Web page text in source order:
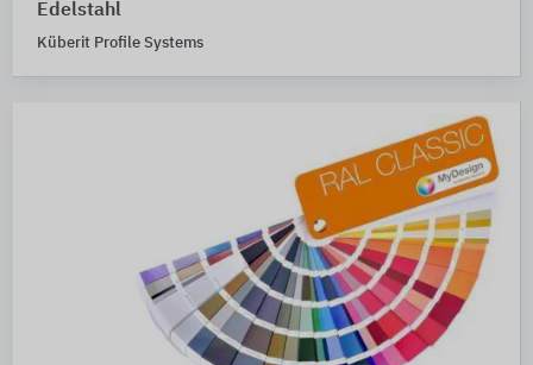
Edelstahl
Küberit Profile Systems